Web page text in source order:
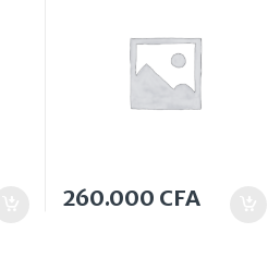
260.000 CFA